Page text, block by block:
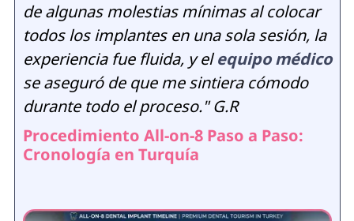
de algunas molestias mínimas al colocar
todos los implantes en una sola sesión, la
experiencia fue fluida, y elequipo médico
se aseguró de que me sintiera cómodo
durante todo el proceso." G.R
Procedimiento All-on-8 Paso a Paso:
Cronología en Turquía